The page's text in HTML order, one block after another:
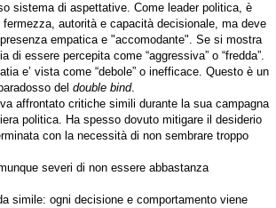
sistema di aspettative. Come leader politica, è
autorità e capacità decisionale, ma deve
empatica e "accomodante". Se si mostra
di essere percepita come “aggressiva” o “fredda”.
e’ vista come “debole” o inefficace. Questo è un
del double bind.
affrontato critiche simili durante la sua campagna
politica. Ha spesso dovuto mitigare il desiderio
con la necessità di non sembrare troppo
severi di non essere abbastanza
simile: ogni decisione e comportamento viene